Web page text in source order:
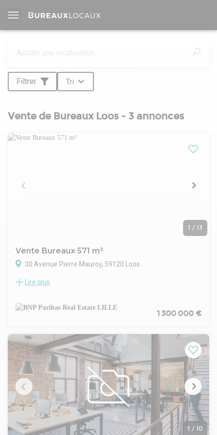
Filtrer Tri
Vente de Bureaux Loos - 3 annonces
1 / 13
Vente Bureaux 571 m²
30 Avenue Pierre Mauroy, 59120 Loos
Le Parc Eurasanté de Loos, situé au cœur du campus
écosystème dynamique et pleinement dédié aux activités de
santé et de nutrition, où se côtoient acteurs du soin, de la
nombreux avantages !
Nous vous proposons à la vente, dans petit immeuble de
bureaux en R+1 à ossature bois, d'un peu moins de 600 m²,
des espaces de bureaux en bon état et bien équipés au
coeur d'Eurasanté.
L'immeuble dispose d'emplacements de stationnement.
Ces bureaux bénéficient d'un emplacement privilégié, à
proximité du métro et des axes autoroutiers de Lille.
Accessibilité :
Très bonne accessibilité routière avec un accès direct aux
Lire plus
1 300 000 €
1 / 10